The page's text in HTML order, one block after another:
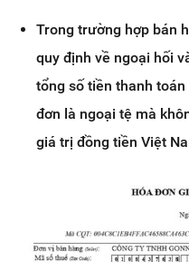
Trong trường hợp bán
quy định về ngoại hối
tổng số tiền thanh
đơn là ngoại tệ mà
giá trị đồng tiền Việt